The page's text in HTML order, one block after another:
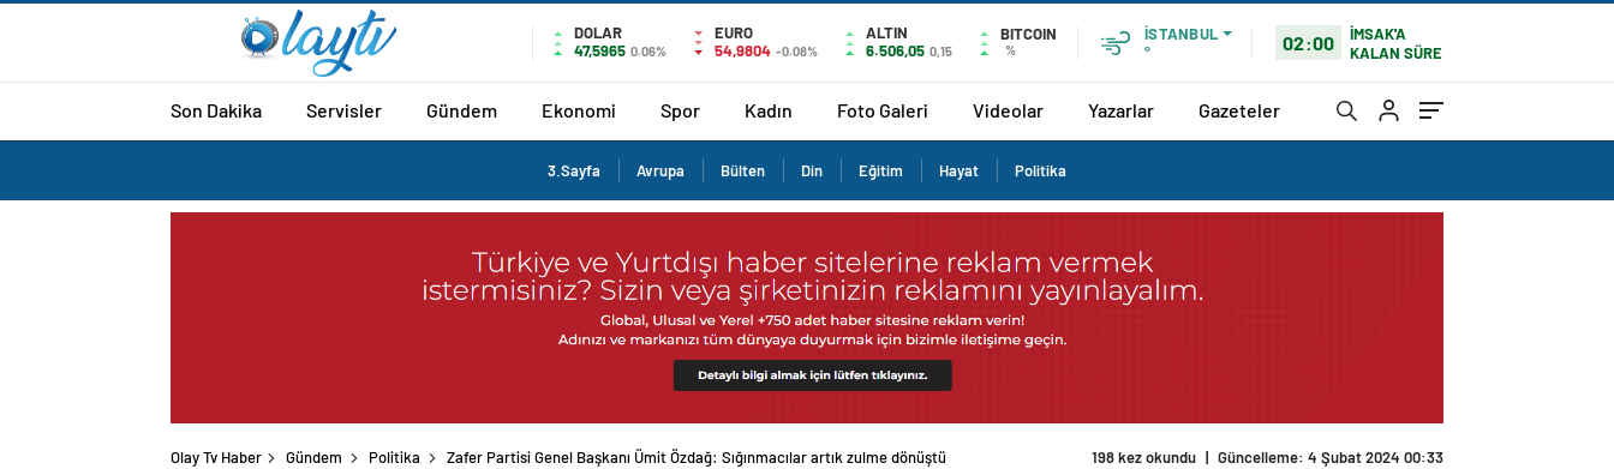
DOLAR
47,5965 0.06%
EURO
54,9804 -0.08%
ALTIN
6.506,05 0,15
BITCOIN
%
İSTANBUL
°
02:00
İMSAK'A
KALAN SÜRE
Son Dakika Servisler Gündem Ekonomi Spor Kadın Foto Galeri Videolar Yazarlar Gazeteler
3.Sayfa Avrupa Bülten Din Eğitim Hayat Politika
Olay Tv Haber Gündem Politika Zafer Partisi Genel Başkanı Ümit Özdağ: Sığınmacılar artık zulme dönüştü 198 kez okundu | Güncelleme: 4 Şubat 2024 00:33